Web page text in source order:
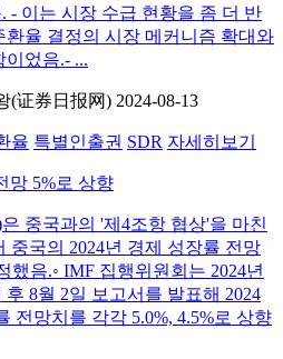
- 이는 시장 수급 현황을 좀 더 반
환율 결정의 시장 메커니즘 확대와
었음.- ...
(证券日报网) 2024-08-13
율 특별인출권 SDR 자세히보기
망 5%로 상향
중국과의 '제4조항 협상'을 마친
중국의 2024년 경제 성장률 전망
했음.◦ IMF 집행위원회는 2024년
후 8월 2일 보고서를 발표해 2024
전망치를 각각 5.0%, 4.5%로 상향